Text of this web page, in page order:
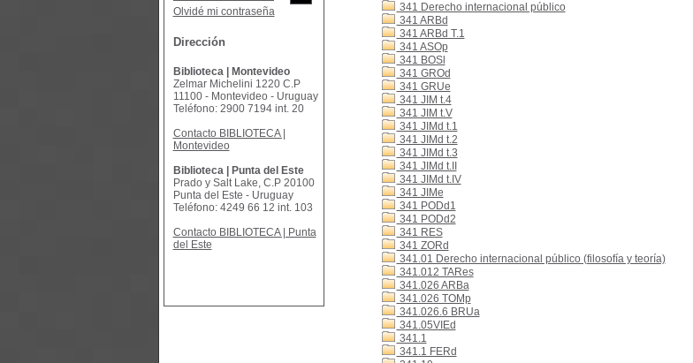
341 Derecho internacional público
341 ARBd
341 ARBd T.1
341 ASOp
341 BOSl
341 GROd
341 GRUe
341 JIM t.4
341 JIM t.V
341 JIMd t.1
341 JIMd t.2
341 JIMd t.3
341 JIMd t.II
341 JIMd t.IV
341 JIMe
341 PODd1
341 PODd2
341 RES
341 ZORd
341.01 Derecho internacional público (filosofía y teoría)
341.012 TARes
341.026 ARBa
341.026 TOMp
341.026.6 BRUa
341.05VIEd
341.1
341.1 FERd
Olvidé mi contraseña
Dirección
Biblioteca | Montevideo
Zelmar Michelini 1220 C.P
11100 - Montevideo - Uruguay
Teléfono: 2900 7194 int. 20
Contacto BIBLIOTECA |
Montevideo
Biblioteca | Punta del Este
Prado y Salt Lake, C.P 20100
Punta del Este - Uruguay
Teléfono: 4249 66 12 int. 103
Contacto BIBLIOTECA | Punta
del Este